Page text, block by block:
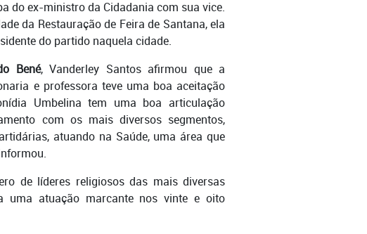
do ex-ministro da Cidadania com sua vice.
da Restauração de Feira de Santana, ela
do partido naquela cidade.
Bené, Vanderley Santos afirmou que a
e professora teve uma boa aceitação
Umbelina tem uma boa articulação
com os mais diversos segmentos,
atuando na Saúde, uma área que
de líderes religiosos das mais diversas
uma atuação marcante nos vinte e oito